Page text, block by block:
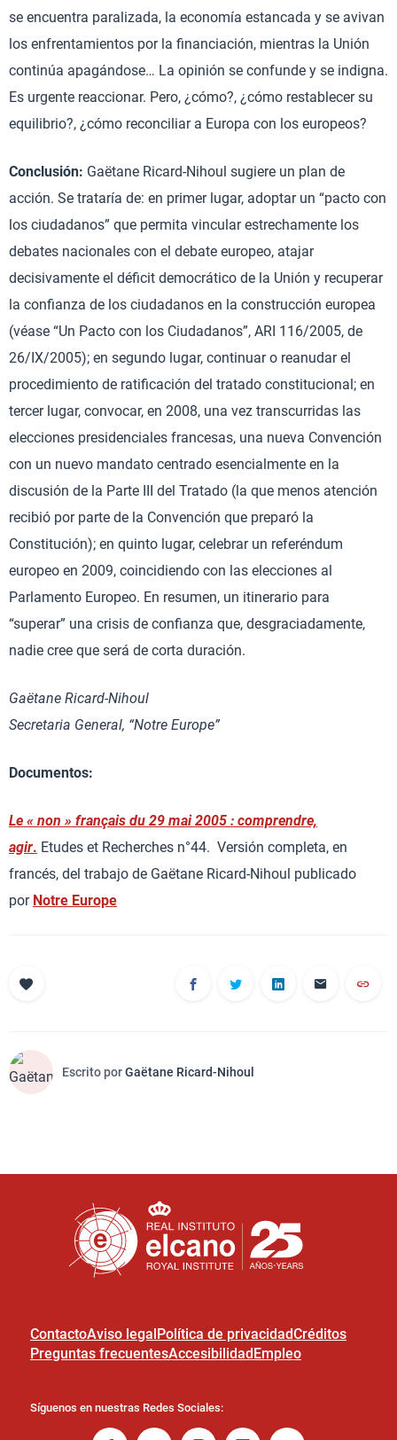
se encuentra paralizada, la economía estancada y se avivan
los enfrentamientos por la financiación, mientras la Unión
continúa apagándose… La opinión se confunde y se indigna.
Es urgente reaccionar. Pero, ¿cómo?, ¿cómo restablecer su
equilibrio?, ¿cómo reconciliar a Europa con los europeos?
Conclusión: Gaëtane Ricard-Nihoul sugiere un plan de
acción. Se trataría de: en primer lugar, adoptar un “pacto con
los ciudadanos” que permita vincular estrechamente los
debates nacionales con el debate europeo, atajar
decisivamente el déficit democrático de la Unión y recuperar
la confianza de los ciudadanos en la construcción europea
(véase “Un Pacto con los Ciudadanos”, ARI 116/2005, de
26/IX/2005); en segundo lugar, continuar o reanudar el
procedimiento de ratificación del tratado constitucional; en
tercer lugar, convocar, en 2008, una vez transcurridas las
elecciones presidenciales francesas, una nueva Convención
con un nuevo mandato centrado esencialmente en la
discusión de la Parte III del Tratado (la que menos atención
recibió por parte de la Convención que preparó la
Constitución); en quinto lugar, celebrar un referéndum
europeo en 2009, coincidiendo con las elecciones al
Parlamento Europeo. En resumen, un itinerario para
“superar” una crisis de confianza que, desgraciadamente,
nadie cree que será de corta duración.
Gaëtane Ricard-Nihoul
Secretaria General, “Notre Europe”
Documentos:
Le « non » français du 29 mai 2005 : comprendre,
agir. Etudes et Recherches n°44. Versión completa, en
francés, del trabajo de Gaëtane Ricard-Nihoul publicado
por Notre Europe
Escrito porGaëtane Ricard-Nihoul
ContactoAviso legalPolítica de privacidadCréditos
Preguntas frecuentesAccesibilidadEmpleo
Síguenos en nuestras Redes Sociales: